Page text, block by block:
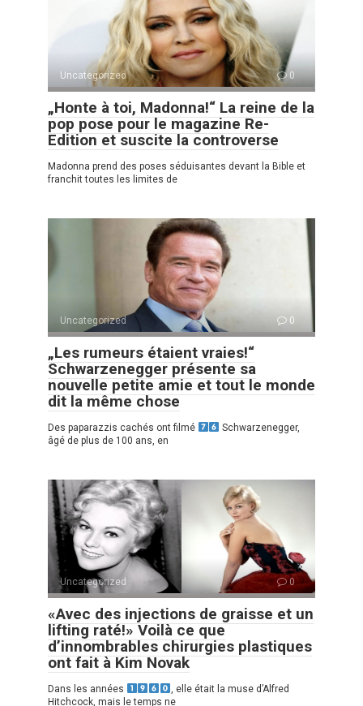
Uncategorized 0
„Honte à toi, Madonna!“ La reine de la
pop pose pour le magazine Re-
Edition et suscite la controverse
Madonna prend des poses séduisantes devant la Bible et
franchit toutes les limites de
Uncategorized 0
„Les rumeurs étaient vraies!“
Schwarzenegger présente sa
nouvelle petite amie et tout le monde
dit la même chose
Des paparazzis cachés ont filmé
Schwarzenegger,
âgé de plus de 100 ans, en
Uncategorized 0
«Avec des injections de graisse et un
lifting raté!» Voilà ce que
d’innombrables chirurgies plastiques
ont fait à Kim Novak
Dans les années
, elle était la muse d’Alfred
Hitchcock, mais le temps ne